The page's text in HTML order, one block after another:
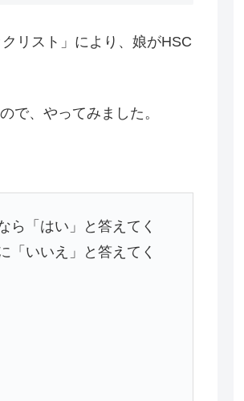
リスト」により、娘がHSC
で、やってみました。
ら「はい」と答えてく
「いいえ」と答えてく